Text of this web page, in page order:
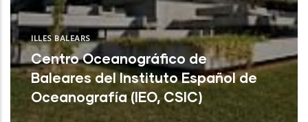
ILLES BALEARS
Centro Oceanográfico de
Baleares del Instituto Español de
Oceanografía (IEO, CSIC)